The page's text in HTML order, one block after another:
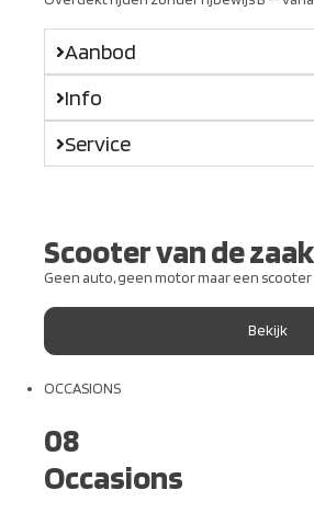
Aanbod
Info
Service
Scooter van de zaak
Geen auto, geen motor maar een scooter
Bekijk
OCCASIONS
08
Occasions